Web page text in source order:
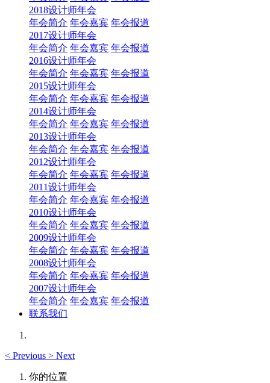
2018设计师年会
年会简介 年会嘉宾 年会报道
2017设计师年会
年会简介 年会嘉宾 年会报道
2016设计师年会
年会简介 年会嘉宾 年会报道
2015设计师年会
年会简介 年会嘉宾 年会报道
2014设计师年会
年会简介 年会嘉宾 年会报道
2013设计师年会
年会简介 年会嘉宾 年会报道
2012设计师年会
年会简介 年会嘉宾 年会报道
2011设计师年会
年会简介 年会嘉宾 年会报道
2010设计师年会
年会简介 年会嘉宾 年会报道
2009设计师年会
年会简介 年会嘉宾 年会报道
2008设计师年会
年会简介 年会嘉宾 年会报道
2007设计师年会
年会简介 年会嘉宾 年会报道
联系我们
< Previous > Next
你的位置